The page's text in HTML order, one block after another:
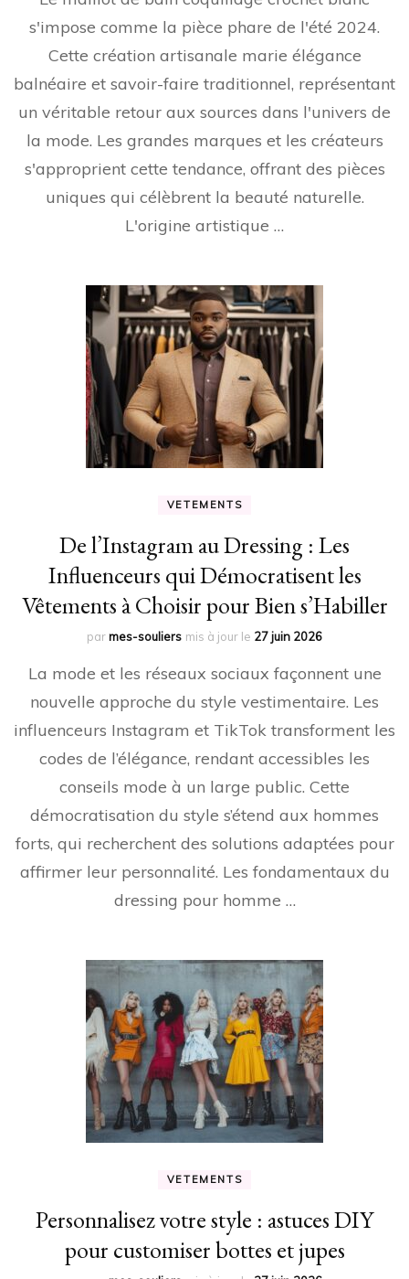
s'impose comme la pièce phare de l'été 2024.
Cette création artisanale marie élégance
balnéaire et savoir-faire traditionnel, représentant
un véritable retour aux sources dans l'univers de
la mode. Les grandes marques et les créateurs
s'approprient cette tendance, offrant des pièces
uniques qui célèbrent la beauté naturelle.
L'origine artistique …
VETEMENTS
De l’Instagram au Dressing : Les
Influenceurs qui Démocratisent les
Vêtements à Choisir pour Bien s’Habiller
parmes-souliers mis à jour le 27 juin 2026
La mode et les réseaux sociaux façonnent une
nouvelle approche du style vestimentaire. Les
influenceurs Instagram et TikTok transforment les
codes de l’élégance, rendant accessibles les
conseils mode à un large public. Cette
démocratisation du style s’étend aux hommes
forts, qui recherchent des solutions adaptées pour
affirmer leur personnalité. Les fondamentaux du
dressing pour homme …
VETEMENTS
Personnalisez votre style : astuces DIY
pour customiser bottes et jupes